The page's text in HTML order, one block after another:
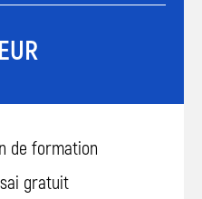
de formation
gratuit